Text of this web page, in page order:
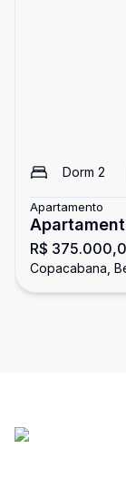
Dorm 2
Apartamento
R$
Copacabana,